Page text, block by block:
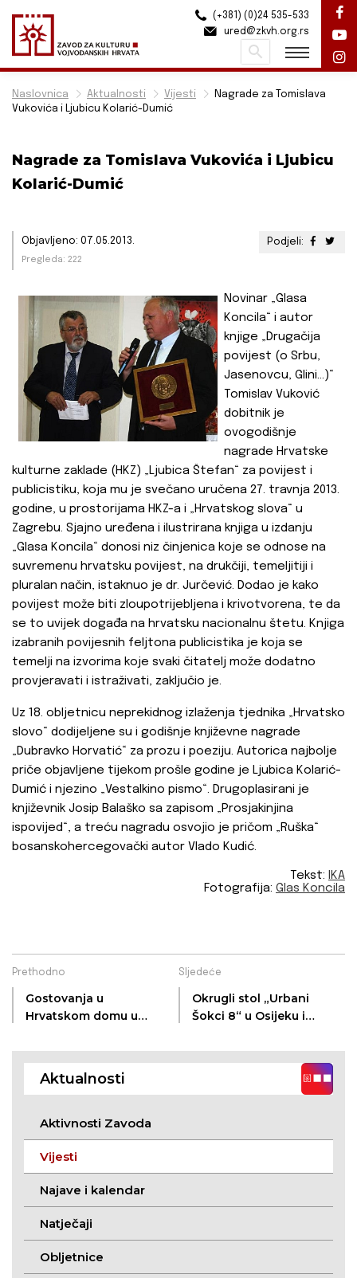
Naslovnica Aktualnosti Vijesti
Nagrade za Tomislava
Vukovića i Ljubicu Kolarić-Dumić
Nagrade za Tomislava Vukovića i Ljubicu
Kolarić-Dumić
Podjeli:
Objavljeno: 07.05.2013.
Pregleda: 222
Novinar „Glasa
Koncila“ i autor
knjige „Drugačija
povijest (o Srbu,
Jasenovcu, Glini...)“
Tomislav Vuković
dobitnik je
ovogodišnje
nagrade Hrvatske
kulturne zaklade (HKZ) „Ljubica Štefan“ za povijest i
publicistiku, koja mu je svečano uručena 27. travnja 2013.
godine, u prostorijama HKZ-a i „Hrvatskog slova“ u
Zagrebu. Sjajno uređena i ilustrirana knjiga u izdanju
„Glasa Koncila“ donosi niz činjenica koje se odnose na
suvremenu hrvatsku povijest, na drukčiji, temeljitiji i
pluralan način, istaknuo je dr. Jurčević. Dodao je kako
povijest može biti zloupotrijebljena i krivotvorena, te da
se to uvijek događa na hrvatsku nacionalnu štetu. Knjiga
izabranih povijesnih feljtona publicistika je koja se
temelji na izvorima koje svaki čitatelj može dodatno
provjeravati i istraživati, zaključio je.
Uz 18. obljetnicu neprekidnog izlaženja tjednika „Hrvatsko
slovo“ dodijeljene su i godišnje književne nagrade
„Dubravko Horvatić“ za prozu i poeziju. Autorica najbolje
priče objavljene tijekom prošle godine je Ljubica Kolarić-
Dumić i njezino „Vestalkino pismo“. Drugoplasirani je
književnik Josip Balaško sa zapisom „Prosjakinjina
ispovijed“, a treću nagradu osvojio je pričom „Ruška“
bosanskohercegovački autor Vlado Kudić.
Tekst: IKA
Fotografija: Glas Koncila
Prethodno
Gostovanja u
Hrvatskom domu u
Krmpotić, Rešetari i
Sljedeće
Okrugli stol „Urbani
Šokci 8“ u Osijeku i
kontekst šokačke i
bunjevačke kulture i
Aktualnosti
Aktivnosti Zavoda
Vijesti
Najave i kalendar
Natječaji
Obljetnice
(+381) (0)24 535-533
ured@zkvh.org.rs
Pretraži